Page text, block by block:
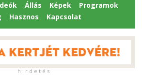
Állás Képek
Programok
Hasznos Kapcsolat
h i r d e t é s